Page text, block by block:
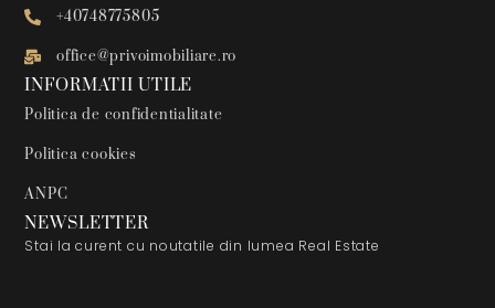
+40748775805
office@privoimobiliare.ro
INFORMATII UTILE
Politica de confidentialitate
Politica cookies
ANPC
NEWSLETTER
Stai la curent cu noutatile din lumea Real Estate